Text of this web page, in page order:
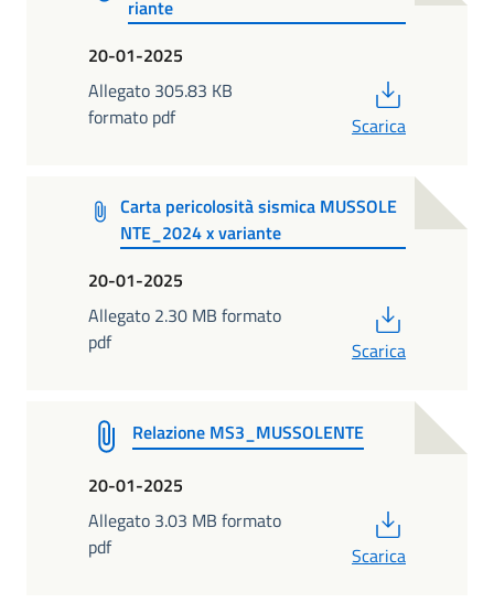
riante
20-01-2025
Allegato 305.83 KB
formato pdf
Scarica
Carta pericolosità sismica MUSSOLE
NTE_2024 x variante
20-01-2025
Allegato 2.30 MB formato
pdf
Scarica
Relazione MS3_MUSSOLENTE
20-01-2025
Allegato 3.03 MB formato
pdf
Scarica